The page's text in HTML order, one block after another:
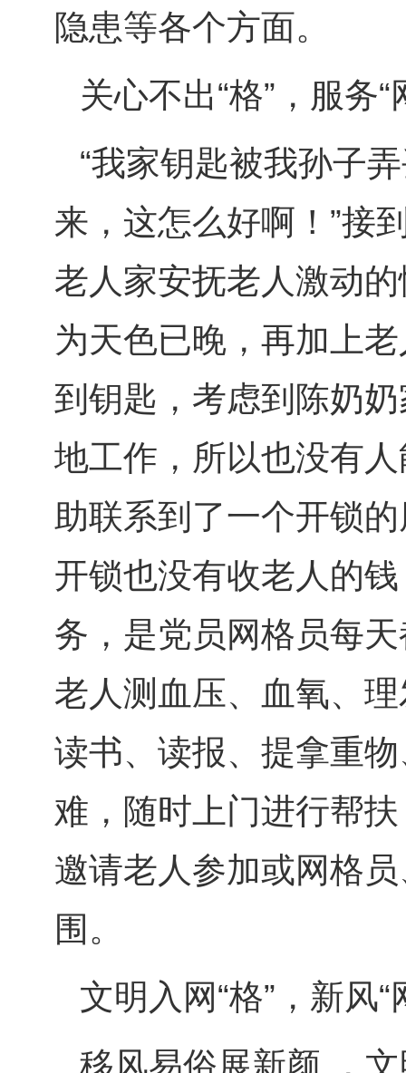
隐患等各个方面。
关心不出“格”，服务“
“我家钥匙被我孙子
来，这怎么好啊！”接
老人家安抚老人激动
为天色已晚，再加上
到钥匙，考虑到陈奶
地工作，所以也没有
助联系到了一个开锁
开锁也没有收老人的
务，是党员网格员每
老人测血压、血氧、
读书、读报、提拿重
难，随时上门进行帮
邀请老人参加或网格
围。
文明入网“格”，新风“
移风易俗展新颜 ，